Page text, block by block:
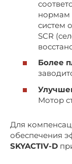
нормам
систем
SCR
Более
Мотор
Для
обеспечения
SKYACTIV-D